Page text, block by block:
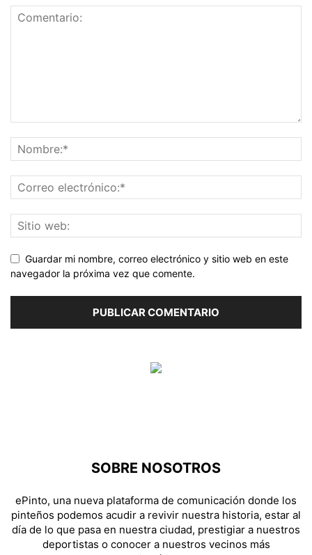
Guardar mi nombre, correo electrónico y sitio web en este
navegador la próxima vez que comente.
SOBRE NOSOTROS
ePinto, una nueva plataforma de comunicación donde los
pinteños podemos acudir a revivir nuestra historia, estar al
día de lo que pasa en nuestra ciudad, prestigiar a nuestros
deportistas o conocer a nuestros vecinos más